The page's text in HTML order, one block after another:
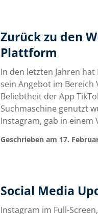
Zurück zu den
Plattform
In den letzten Jahren
sein Angebot im
Beliebtheit der App
Suchmaschine genutzt
Instagram, gab in einem
Geschrieben am 17.
Social Media
Instagram im Full-